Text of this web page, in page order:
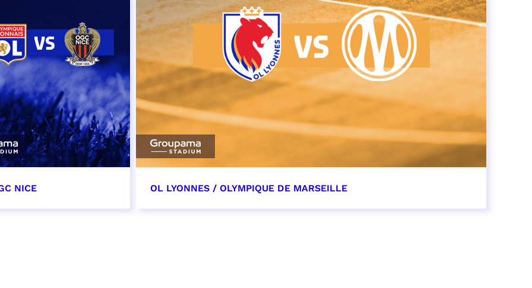
NICE OL LYONNES / OLYMPIQUE DE MARSEILLE